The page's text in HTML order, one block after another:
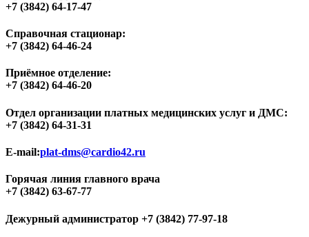
+7 (3842) 64-17-47
Справочная стационар:
+7 (3842) 64-46-24
Приёмное отделение:
+7 (3842) 64-46-20
Отдел организации платных медицинских услуг и ДМС:
+7 (3842) 64-31-31
E-mail:plat-dms@cardio42.ru
Горячая линия главного врача
+7 (3842) 63-67-77
Дежурный администратор +7 (3842) 77-97-18